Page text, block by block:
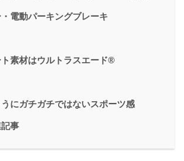
電動パーキングブレーキ
素材はウルトラスエード®
にガチガチではないスポーツ感
事